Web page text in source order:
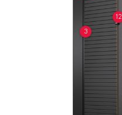
3
12